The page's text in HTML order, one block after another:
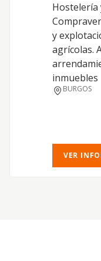
Hostelería
y
agrícolas.
inmuebles
BURGOS
VER